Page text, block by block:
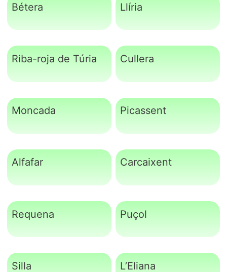
Bétera Llíria
Riba-roja de Túria Cullera
Moncada Picassent
Alfafar Carcaixent
Requena Puçol
Silla L’Eliana